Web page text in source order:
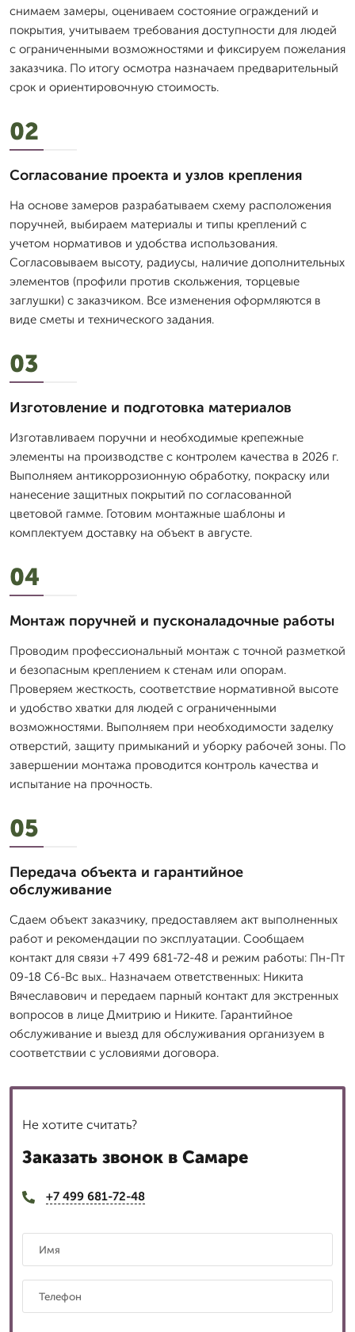
снимаем замеры, оцениваем состояние ограждений и
покрытия, учитываем требования доступности для людей
с ограниченными возможностями и фиксируем пожелания
заказчика. По итогу осмотра назначаем предварительный
срок и ориентировочную стоимость.
02
Согласование проекта и узлов крепления
На основе замеров разрабатываем схему расположения
поручней, выбираем материалы и типы креплений с
учетом нормативов и удобства использования.
Согласовываем высоту, радиусы, наличие дополнительных
элементов (профили против скольжения, торцевые
заглушки) с заказчиком. Все изменения оформляются в
виде сметы и технического задания.
03
Изготовление и подготовка материалов
Изготавливаем поручни и необходимые крепежные
элементы на производстве с контролем качества в 2026 г.
Выполняем антикоррозионную обработку, покраску или
нанесение защитных покрытий по согласованной
цветовой гамме. Готовим монтажные шаблоны и
комплектуем доставку на объект в августе.
04
Монтаж поручней и пусконаладочные работы
Проводим профессиональный монтаж с точной разметкой
и безопасным креплением к стенам или опорам.
Проверяем жесткость, соответствие нормативной высоте
и удобство хватки для людей с ограниченными
возможностями. Выполняем при необходимости заделку
отверстий, защиту примыканий и уборку рабочей зоны. По
завершении монтажа проводится контроль качества и
испытание на прочность.
05
Передача объекта и гарантийное
обслуживание
Сдаем объект заказчику, предоставляем акт выполненных
работ и рекомендации по эксплуатации. Сообщаем
контакт для связи +7 499 681-72-48 и режим работы: Пн-Пт
09-18 Сб-Вс вых.. Назначаем ответственных: Никита
Вячеславович и передаем парный контакт для экстренных
вопросов в лице Дмитрию и Никите. Гарантийное
обслуживание и выезд для обслуживания организуем в
соответствии с условиями договора.
Не хотите считать?
Заказать звонок в Самаре
+7 499 681-72-48